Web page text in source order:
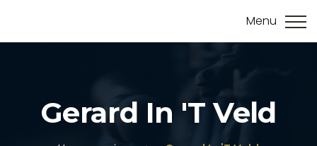
Gerard In 't Veld